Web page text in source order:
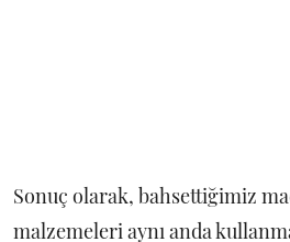
Sonuç olarak, bahsettiğimiz
malzemeleri aynı anda